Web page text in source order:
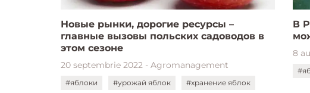
Новые рынки, дорогие ресурсы –
главные вызовы польских садоводов в
этом сезоне
20 septembrie 2022 - Agromanagement
#яблоки #урожай яблок #хранение яблок
В
8